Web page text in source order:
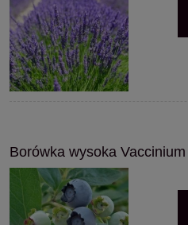
Borówka wysoka